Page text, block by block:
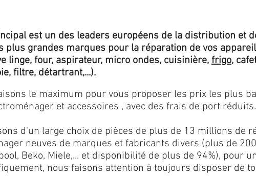
est un des leaders européens de la distribution et
plus grandes marques pour la réparation de vos
linge, four, aspirateur, micro ondes, cuisinière, frigo,
filtre, détartrant,...).
le maximum pour vous proposer les prix les plus
et accessoires , avec des frais de port
d'un large choix de pièces de plus de 13 millions de
neuves de marques et fabricants divers (plus de
Beko, Miele,... et disponibilité de plus de 94%), pour
nous faisons attention à toujours disposer de